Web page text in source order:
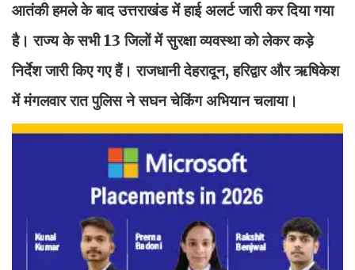
आतंकी हमले के बाद उत्तराखंड में हाई अलर्ट जारी कर दिया गया
है। राज्य के सभी 13 जिलों में सुरक्षा व्यवस्था को लेकर कड़े
निर्देश जारी किए गए हैं। राजधानी देहरादून, हरिद्वार और ऋषिकेश
में मंगलवार रात पुलिस ने सघन चेकिंग अभियान चलाया।